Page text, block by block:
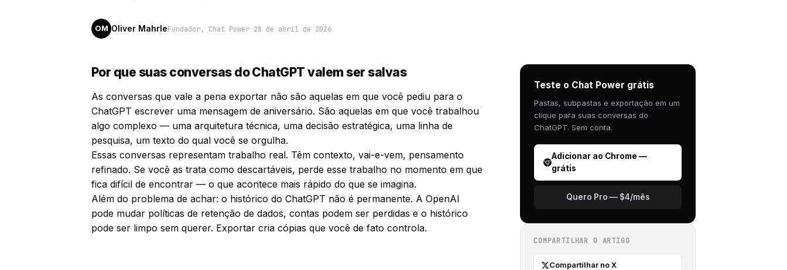
OM Oliver MahrleFundador, Chat Power ·28 de abril de 2026
Por que suas conversas do ChatGPT valem ser salvas
As conversas que vale a pena exportar não são aquelas em que você pediu para o
ChatGPT escrever uma mensagem de aniversário. São aquelas em que você trabalhou
algo complexo — uma arquitetura técnica, uma decisão estratégica, uma linha de
pesquisa, um texto do qual você se orgulha.
Essas conversas representam trabalho real. Têm contexto, vai-e-vem, pensamento
refinado. Se você as trata como descartáveis, perde esse trabalho no momento em que
fica difícil de encontrar — o que acontece mais rápido do que se imagina.
Além do problema de achar: o histórico do ChatGPT não é permanente. A OpenAI
pode mudar políticas de retenção de dados, contas podem ser perdidas e o histórico
pode ser limpo sem querer. Exportar cria cópias que você de fato controla.
Teste o Chat Power grátis
Pastas, subpastas e exportação em um
clique para suas conversas do
ChatGPT. Sem conta.
Adicionar ao Chrome —
grátis
Quero Pro — $4/mês
COMPARTILHAR O ARTIGO
Compartilhar no X